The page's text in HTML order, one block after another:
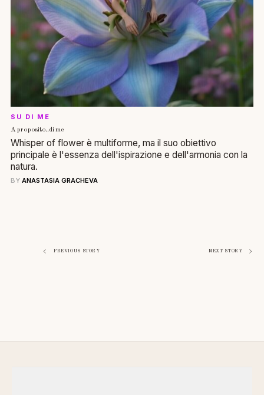
SU DI ME
A proposito..di me
Whisper of flower è multiforme, ma il suo obiettivo
principale è l'essenza dell'ispirazione e dell'armonia con la
natura.
BY ANASTASIA GRACHEVA
PREVIOUS STORY NEXT STORY